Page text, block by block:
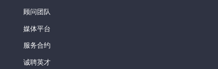
顾问团队
媒体平台
服务合约
诚聘英才